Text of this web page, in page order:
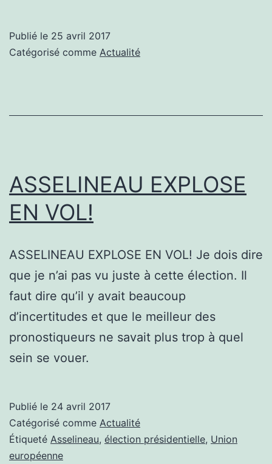
Publié le 25 avril 2017
Catégorisé comme Actualité
ASSELINEAU EXPLOSE
EN VOL!
ASSELINEAU EXPLOSE EN VOL! Je dois dire
que je n’ai pas vu juste à cette élection. Il
faut dire qu’il y avait beaucoup
d’incertitudes et que le meilleur des
pronostiqueurs ne savait plus trop à quel
sein se vouer.
Publié le 24 avril 2017
Catégorisé comme Actualité
Étiqueté Asselineau, élection présidentielle, Union
européenne